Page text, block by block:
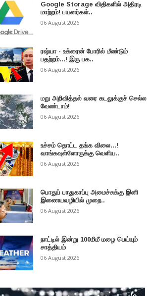
Google Storage விதிகளில் அதிரடி
மாற்றம்! பயனர்கள்..
06 August 2026
ரஷ்யா - உக்ரைன் போரில் மீண்டும்
பதற்றம்...! இரு பக..
06 August 2026
மறு அறிவித்தல் வரை கடலுக்குச் செல்ல
வேண்டாம்!
06 August 2026
உச்சம் தொட்ட தங்க விலை...!
வாங்கவுள்ளோருக்கு வெளிய..
06 August 2026
பொதுப் பாதுகாப்பு அமைச்சுக்கு இனி
இணையவழியில் முறை..
06 August 2026
நாட்டில் இன்று 100மிமீ மழை பெய்யும்
சாத்தியம்
06 August 2026